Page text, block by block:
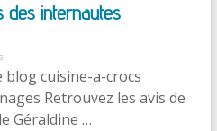
des internautes
blog cuisine-a-crocs
Retrouvez les avis de
Géraldine …